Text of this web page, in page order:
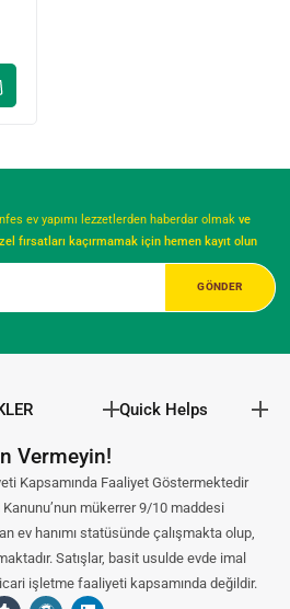
ev yapımı lezzetlerden haberdar olmak ve
fırsatları kaçırmamak için hemen kayıt olun
Quick Helps
Vermeyin!
Kapsamında Faaliyet Göstermektedir
Kanunu’nun mükerrer 9/10 maddesi
ev hanımı statüsünde çalışmakta olup,
Satışlar, basit usulde evde imal
işletme faaliyeti kapsamında değildir.